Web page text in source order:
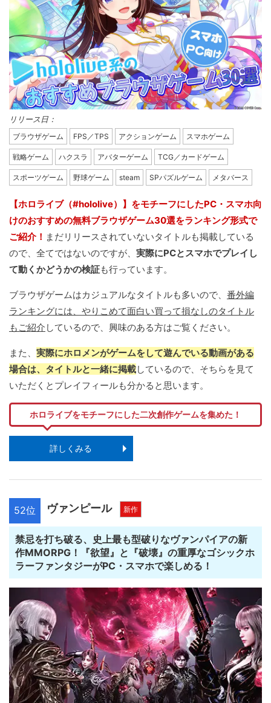
リリース日：
ブラウザゲーム FPS／TPS アクションゲーム スマホゲーム
戦略ゲーム ハクスラ アバターゲーム TCG／カードゲーム
スポーツゲーム 野球ゲーム steam SPパズルゲーム メタバース
【ホロライブ（#hololive）】をモチーフにしたPC・スマホ向
けのおすすめの無料ブラウザゲーム30選をランキング形式で
ご紹介！ まだリリースされていないタイトルも掲載している
ので、全てではないのですが、 実際にPCとスマホでプレイし
て動くかどうかの検証も行っています。
ブラウザゲームはカジュアルなタイトルも多いので、 番外編
ランキングには、やりこめて面白い買って損なしのタイトル
もご紹介 しているので、興味のある方はご覧ください。
また、 実際にホロメンがゲームをして遊んでいる動画がある
場合は、タイトルと一緒に掲載しているので、そちらを見て
いただくとプレイフィールも分かると思います。
ホロライブをモチーフにした二次創作ゲームを集めた！
詳しくみる
52位 ヴァンピール 新作
禁忌を打ち破る、史上最も型破りなヴァンパイアの新
作MMORPG！『欲望』と『破壊』の重厚なゴシックホ
ラーファンタジーがPC・スマホで楽しめる！